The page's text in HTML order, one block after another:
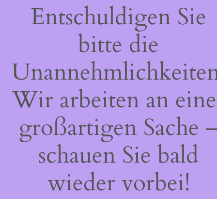
Entschuldigen Sie
bitte die
Wir arbeiten an
großartigen Sache
schauen Sie bald
wieder vorbei!